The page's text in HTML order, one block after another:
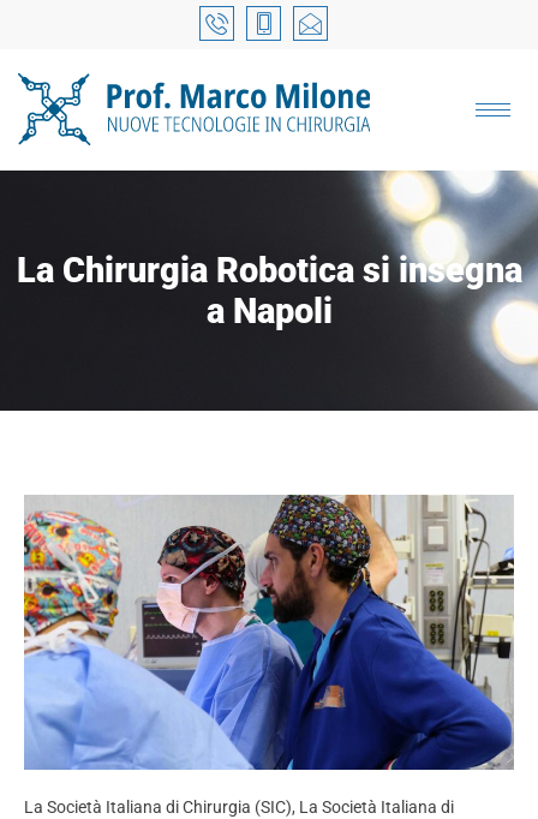
La Chirurgia Robotica si insegna
a Napoli
La Società Italiana di Chirurgia (SIC), La Società Italiana di